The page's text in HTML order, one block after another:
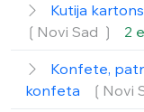
Kutija
❲Novi Sad ❳
2
Konfete,
konfeta
❲Novi